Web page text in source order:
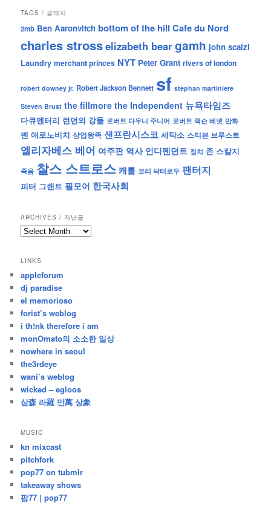
TAGS / 글딱지
2mb Ben Aaronvitch bottom of the hill Cafe du Nord
charles strosselizabeth beargamh john scalzi
Laundry merchant princes NYT Peter Grant rivers of london
robert downey jr. Robert Jackson Bennett sf stephan martiniere
Steven Brust the fillmore the Independent 뉴욕타임즈
다큐멘터리 런던의 강들 로버트 다우니 주니어 로버트 잭슨 베넷 만화
벤 애로노비치 상업왕족 샌프란시스코 세탁소 스티븐 브루스트
엘리자베스 베어 여주판 역사 인디펜던트 정치 존 스칼지
죽음 찰스 스트로스 캐롤 코리 닥터로우 팬터지
피터 그랜트 필모어 한국사회
ARCHIVES / 지난글
archives
난
글
LINKS
appleforum
dj paradise
el memorioso
forist’s weblog
i th!nk therefore i am
monOmato의 소소한 일상
nowhere in seoul
the3rdeye
wani’s weblog
wicked – egloos
삼森 라羅 만萬 상象
MUSIC
kn mixcast
pitchfork
pop77 on tubmlr
takeaway shows
팝77 | pop77